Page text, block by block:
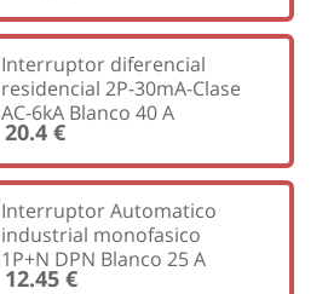
Interruptor diferencial
residencial 2P-30mA-Clase
AC-6kA Blanco 40 A
20.4 €
Interruptor Automatico
industrial monofasico
1P+N DPN Blanco 25 A
12.45 €